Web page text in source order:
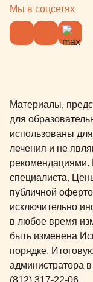
Мы в соцсетях
Материалы,
для
использованы
лечения и не
рекомендациями.
специалиста.
публичной
исключительно
в любое время
быть изменена
порядке.
администратора
(812) 317-22-06